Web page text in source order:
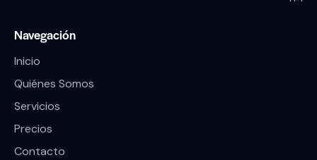
Navegación
Inicio
Quiénes Somos
Servicios
Precios
Contacto